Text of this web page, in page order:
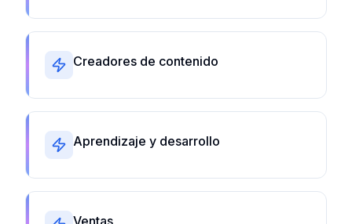
Creadores de contenido
Aprendizaje y desarrollo
Ventas